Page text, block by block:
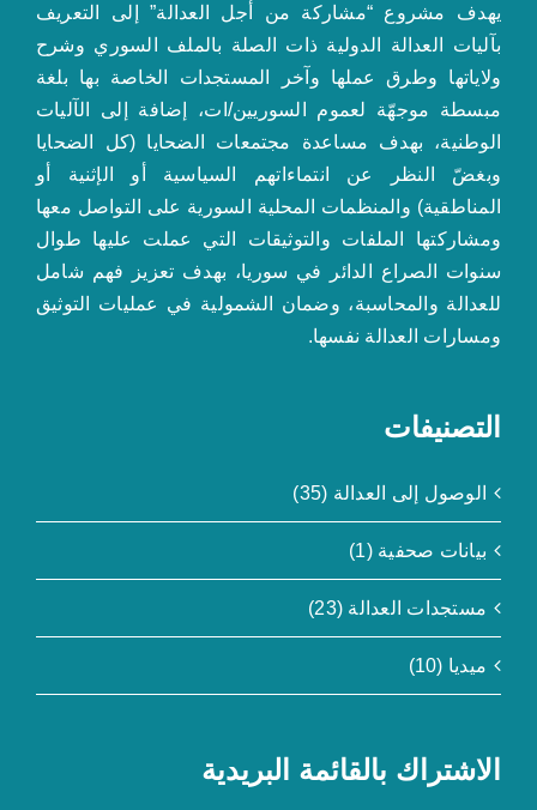
يهدف مشروع “مشاركة من أجل العدالة” إلى التعريف
بآليات العدالة الدولية ذات الصلة بالملف السوري وشرح
ولاياتها وطرق عملها وآخر المستجدات الخاصة بها بلغة
مبسطة موجهّة لعموم السوريين/ات، إضافة إلى الآليات
الوطنية، بهدف مساعدة مجتمعات الضحايا (كل الضحايا
وبغضّ النظر عن انتماءاتهم السياسية أو الإثنية أو
المناطقية) والمنظمات المحلية السورية على التواصل معها
ومشاركتها الملفات والتوثيقات التي عملت عليها طوال
سنوات الصراع الدائر في سوريا، بهدف تعزيز فهم شامل
للعدالة والمحاسبة، وضمان الشمولية في عمليات التوثيق
ومسارات العدالة نفسها.
التصنيفات
الوصول إلى العدالة (35)
بيانات صحفية (1)
مستجدات العدالة (23)
ميديا (10)
الاشتراك بالقائمة البريدية